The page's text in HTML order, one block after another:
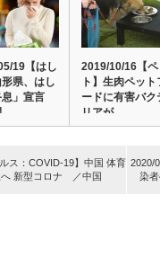
19【はし
県、はし
息」宣言
2019/10/16【ペ
ト】生肉ペット
ードに有害バク
リアが…
ス：COVID-19】中国 体育
へ 新型コロナ ／中国
2020/
染